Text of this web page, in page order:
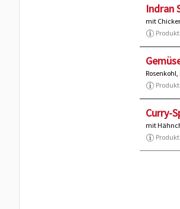
Indran
mit
Curry-
mit